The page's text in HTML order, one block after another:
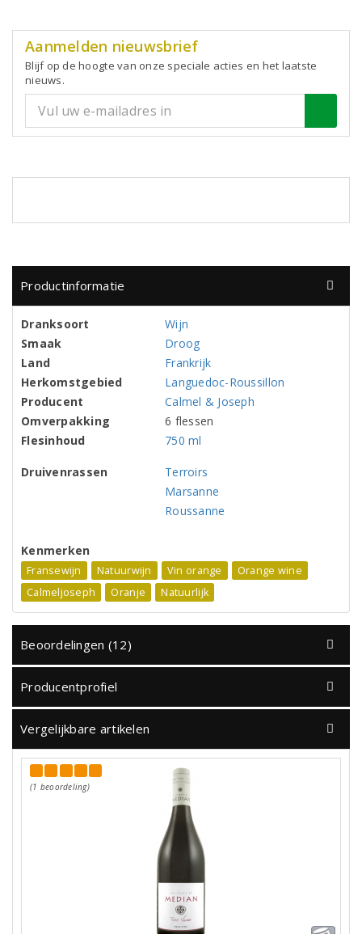
Aanmelden nieuwsbrief
Blijf op de hoogte van onze speciale acties en het laatste
nieuws.
Productinformatie
Dranksoort
Wijn
Smaak
Droog
Land
Frankrijk
Herkomstgebied
Languedoc-Roussillon
Producent
Calmel & Joseph
Omverpakking
6 flessen
Flesinhoud
750 ml
Druivenrassen
Terroirs
Marsanne
Roussanne
Kenmerken
Fransewijn Natuurwijn Vin orange
Orange wine
Calmeljoseph
Oranje Natuurlijk
Beoordelingen (12)
Producentprofiel
Vergelijkbare artikelen
(1 beoordeling)